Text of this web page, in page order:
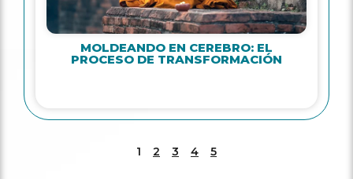
MOLDEANDO EN CEREBRO: EL
PROCESO DE TRANSFORMACIÓN
1 2 3 4 5